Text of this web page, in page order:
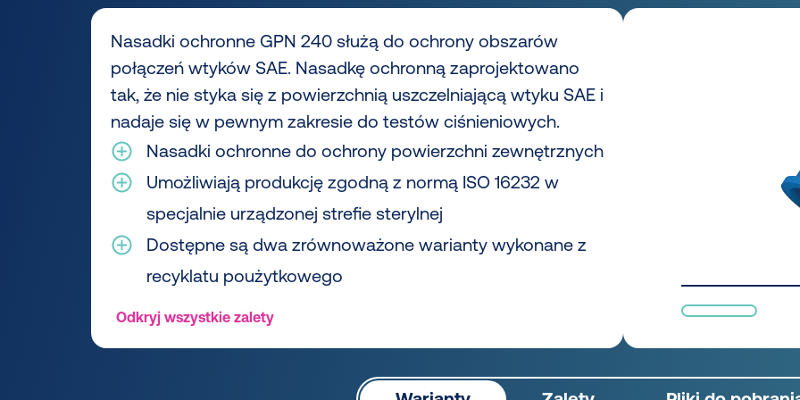
Nasadki ochronne GPN 240 służą do ochrony obszarów
połączeń wtyków SAE. Nasadkę ochronną zaprojektowano
tak, że nie styka się z powierzchnią uszczelniającą wtyku SAE i
nadaje się w pewnym zakresie do testów ciśnieniowych.
Nasadki ochronne do ochrony powierzchni zewnętrznych
Umożliwiają produkcję zgodną z normą ISO 16232 w
specjalnie urządzonej strefie sterylnej
Dostępne są dwa zrównoważone warianty wykonane z
recyklatu poużytkowego
Odkryj wszystkie zalety